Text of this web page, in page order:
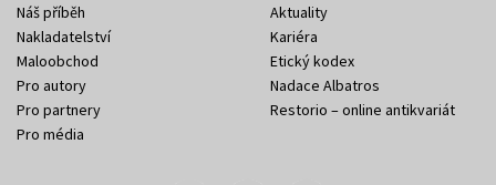
Náš příběh
Nakladatelství
Maloobchod
Pro autory
Pro partnery
Pro média
Aktuality
Kariéra
Etický kodex
Nadace Albatros
Restorio – online antikvariát